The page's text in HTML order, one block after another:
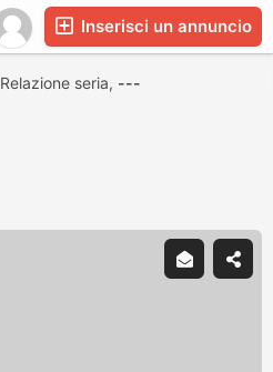
Inserisci un annuncio
Relazione seria, ---